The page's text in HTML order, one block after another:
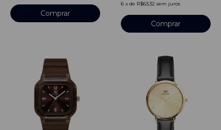
Comprar
6 x de R$63,32 sem juros
Comprar